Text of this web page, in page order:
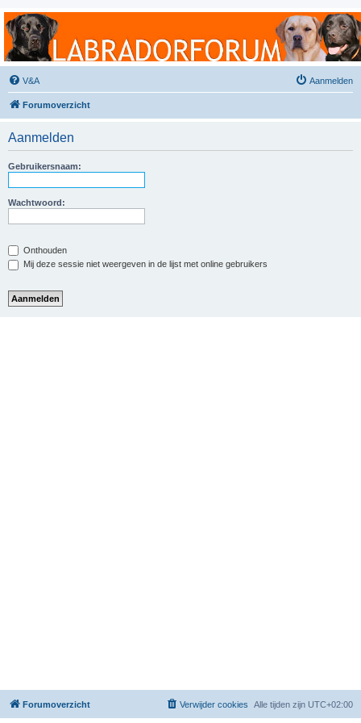
Labradorforum
Het gezelligste Labradorforum van Nederland en België!
V&A Aanmelden
Forumoverzicht
Aanmelden
Gebruikersnaam:
Wachtwoord:
Onthouden
Mij deze sessie niet weergeven in de lijst met online gebruikers
Forumoverzicht Alle tijden zijn UTC+02:00
Verwijder cookies